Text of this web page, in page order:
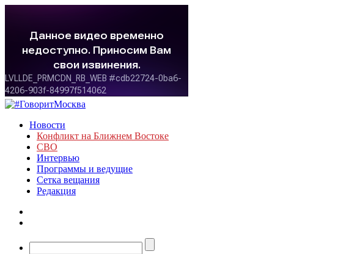
Новости
Конфликт на Ближнем Востоке
СВО
Интервью
Программы и ведущие
Сетка вещания
Редакция